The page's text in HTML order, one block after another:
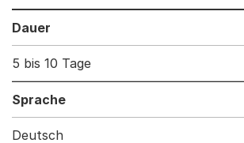
Dauer
5 bis 10 Tage
Sprache
Deutsch